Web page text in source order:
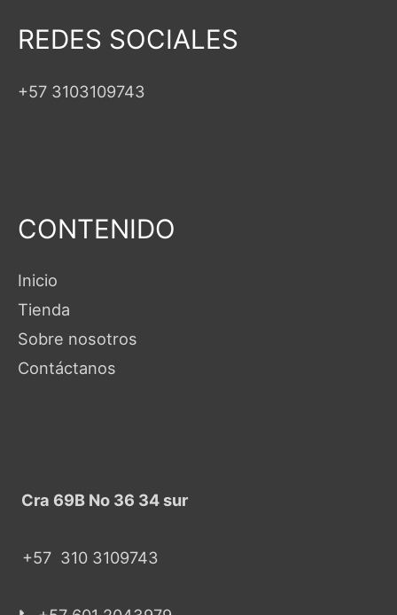
REDES SOCIALES
+57 3103109743
CONTENIDO
Inicio
Tienda
Sobre nosotros
Contáctanos
Cra 69B No 36 34 sur
+57 310 3109743